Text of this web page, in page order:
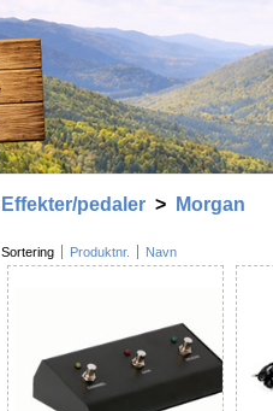
Effekter/pedaler > Morgan
Sortering Produktnr. Navn